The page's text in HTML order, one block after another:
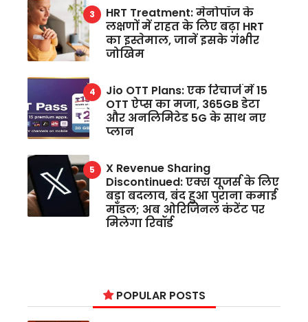
HRT Treatment: मेनोपॉज के
लक्षणों में राहत के लिए बढ़ा HRT
का इस्तेमाल, जानें इसके गंभीर
जोखिम
Jio OTT Plans: एक रिचार्ज में 15
OTT ऐप्स का मजा, 365GB डेटा
और अनलिमिटेड 5G के साथ नए
प्लान
X Revenue Sharing
Discontinued: एक्स यूजर्स के लिए
बड़ा बदलाव, बंद हुआ पुराना कमाई
मॉडल; अब ओरिजिनल कंटेंट पर
मिलेगा रिवॉर्ड
POPULAR POSTS